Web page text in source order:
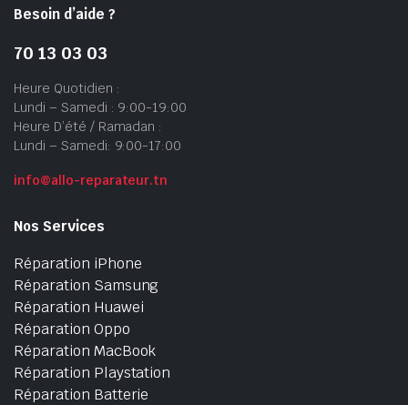
Besoin d’aide ?
70 13 03 03
Heure Quotidien :
Lundi – Samedi : 9:00-19:00
Heure D’été / Ramadan :
Lundi – Samedi: 9:00-17:00
info@allo-reparateur.tn
Nos Services
Réparation iPhone
Réparation Samsung
Réparation Huawei
Réparation Oppo
Réparation MacBook
Réparation Playstation
Réparation Batterie